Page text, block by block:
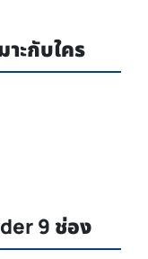
ะกับใคร
9 ช่อง